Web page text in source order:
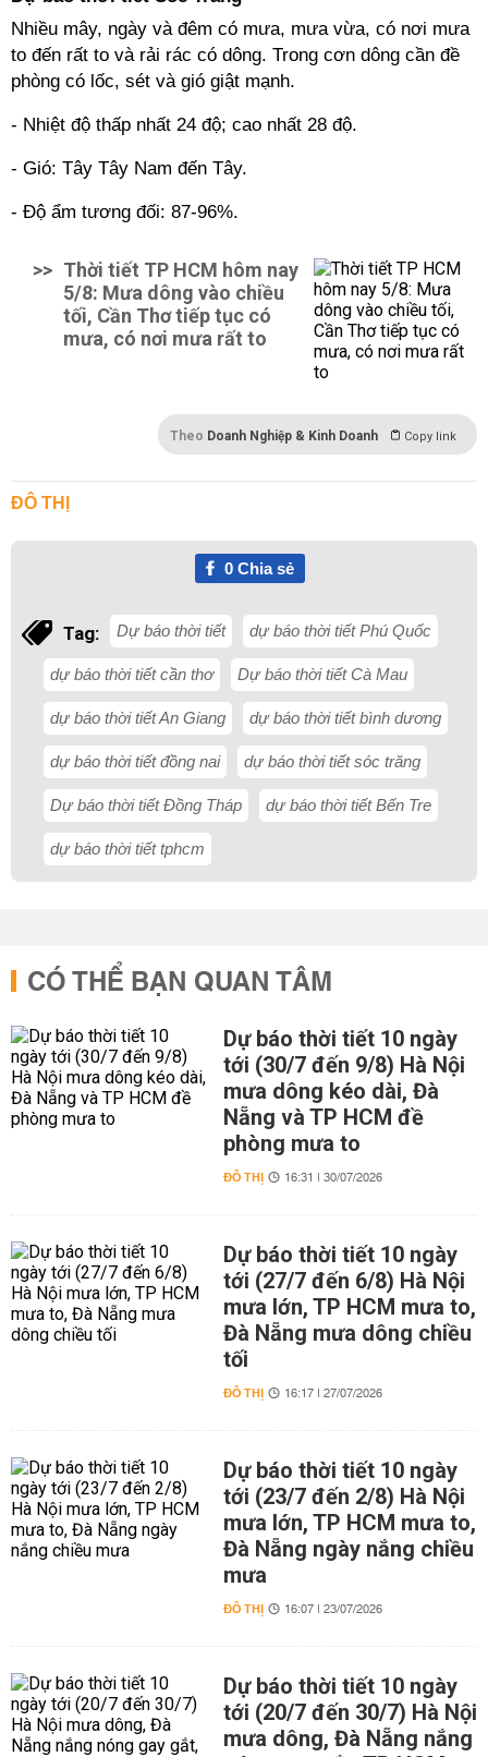
Nhiều mây, ngày và đêm có mưa, mưa vừa, có nơi mưa
to đến rất to và rải rác có dông. Trong cơn dông cần đề
phòng có lốc, sét và gió giật mạnh.
- Nhiệt độ thấp nhất 24 độ; cao nhất 28 độ.
- Gió: Tây Tây Nam đến Tây.
- Độ ẩm tương đối: 87-96%.
>> Thời tiết TP HCM hôm nay
5/8: Mưa dông vào chiều
tối, Cần Thơ tiếp tục có
mưa, có nơi mưa rất to
Theo Doanh Nghiệp & Kinh Doanh Copy link
ĐÔ THỊ
0Chia sẻ
Tag: Dự báo thời tiết dự báo thời tiết Phú Quốc
dự báo thời tiết cần thơ Dự báo thời tiết Cà Mau
dự báo thời tiết An Giang dự báo thời tiết bình dương
dự báo thời tiết đồng nai dự báo thời tiết sóc trăng
Dự báo thời tiết Đồng Tháp dự báo thời tiết Bến Tre
dự báo thời tiết tphcm
CÓ THỂ BẠN QUAN TÂM
Dự báo thời tiết 10 ngày
tới (30/7 đến 9/8) Hà Nội
mưa dông kéo dài, Đà
Nẵng và TP HCM đề
phòng mưa to
ĐÔ THỊ 16:31 | 30/07/2026
Dự báo thời tiết 10 ngày
tới (27/7 đến 6/8) Hà Nội
mưa lớn, TP HCM mưa to,
Đà Nẵng mưa dông chiều
tối
ĐÔ THỊ 16:17 | 27/07/2026
Dự báo thời tiết 10 ngày
tới (23/7 đến 2/8) Hà Nội
mưa lớn, TP HCM mưa to,
Đà Nẵng ngày nắng chiều
mưa
ĐÔ THỊ 16:07 | 23/07/2026
Dự báo thời tiết 10 ngày
tới (20/7 đến 30/7) Hà Nội
mưa dông, Đà Nẵng nắng